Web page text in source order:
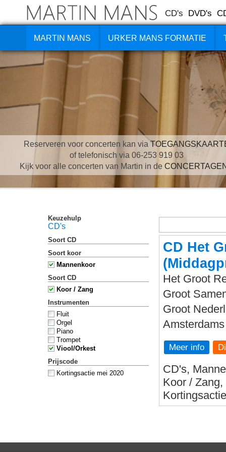
CD's DVD's
MARTIN MANS URKER MANS FORMATIE
Reserveren voor concerten kan via
of telefonisch via 06-253 919 03
Kijk voor alle concerten van Martin in de
Keuzehulp
CD's
Soort CD
Soort koor
Mannenkoor
Soort CD
Koor / Zang
Instrumenten
Fluit
Orgel
Piano
Trompet
Viool/Orkest
Prijscode
Kortingsactie mei 2020
CD Het
Het Groot
Groot
Groot
Meer info
CD's,
Koor /